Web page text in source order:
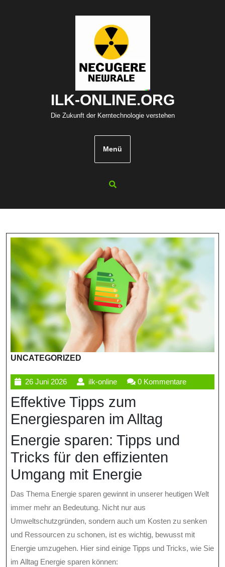
ILK-ONLINE.ORG
Die Zukunft der Kerntechnologie verstehen
Menü
UNCATEGORIZED
26 Juni 202626
Juni
ilk-onlineilk-
online
0 Kommentare
Effektive Tipps zum
Energiesparen im Alltag
Energie sparen: Tipps und
Tricks für den effizienten
Umgang mit Energie
Das Thema Energie sparen gewinnt in unserer heutigen Welt
immer mehr an Bedeutung. Nicht nur aus
Umweltschutzgründen, sondern auch um Kosten zu senken
und Ressourcen zu schonen, ist es wichtig, bewusst mit
Energie umzugehen. Hier sind einige Tipps und Tricks, wie Sie
im Alltag Energie sparen können: